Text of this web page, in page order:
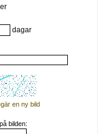
dagar
en ny bild
bilden: